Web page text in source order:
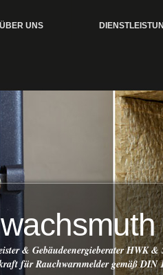
ÜBER UNS
& Gebäudeenergieberater HWK
für Rauchwarnmelder gemäß DIN